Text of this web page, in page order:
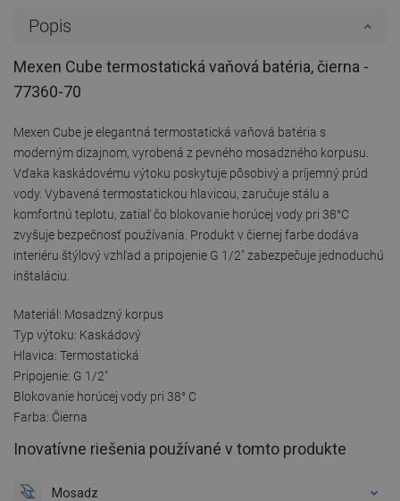
Popis
Mexen Cube termostatická vaňová batéria, čierna -
77360-70
Mexen Cube je elegantná termostatická vaňová batéria s
moderným dizajnom, vyrobená z pevného mosadzného korpusu.
Vďaka kaskádovému výtoku poskytuje pôsobivý a príjemný prúd
vody. Vybavená termostatickou hlavicou, zaručuje stálu a
komfortnú teplotu, zatiaľ čo blokovanie horúcej vody pri 38°C
zvyšuje bezpečnosť používania. Produkt v čiernej farbe dodáva
interiéru štýlový vzhľad a pripojenie G 1/2" zabezpečuje jednoduchú
inštaláciu.
Materiál: Mosadzný korpus
Typ výtoku: Kaskádový
Hlavica: Termostatická
Pripojenie: G 1/2"
Blokovanie horúcej vody pri 38° C
Farba: Čierna
Inovatívne riešenia používané v tomto produkte
Mosadz